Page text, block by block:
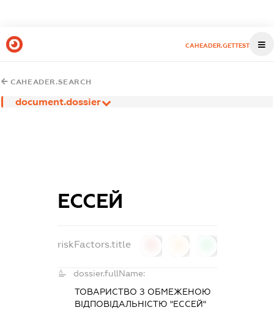
CAHEADER.GETTEST
CAHEADER.SEARCH
document.dossier
ЕССЕЙ
riskFactors.title
dossier.fullName:
ТОВАРИСТВО З ОБМЕЖЕНОЮ
ВІДПОВІДАЛЬНІСТЮ "ЕССЕЙ"